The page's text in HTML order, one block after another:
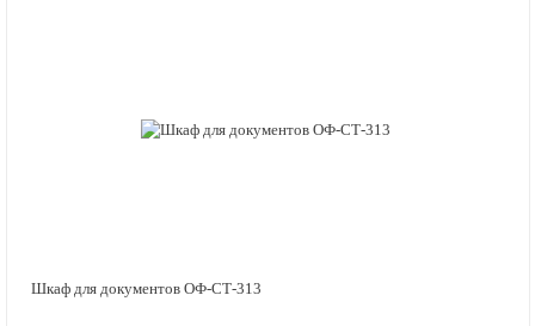
Шкаф для документов ОФ-СТ-313